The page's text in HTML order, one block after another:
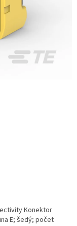
Konektor
E; šedý; počet